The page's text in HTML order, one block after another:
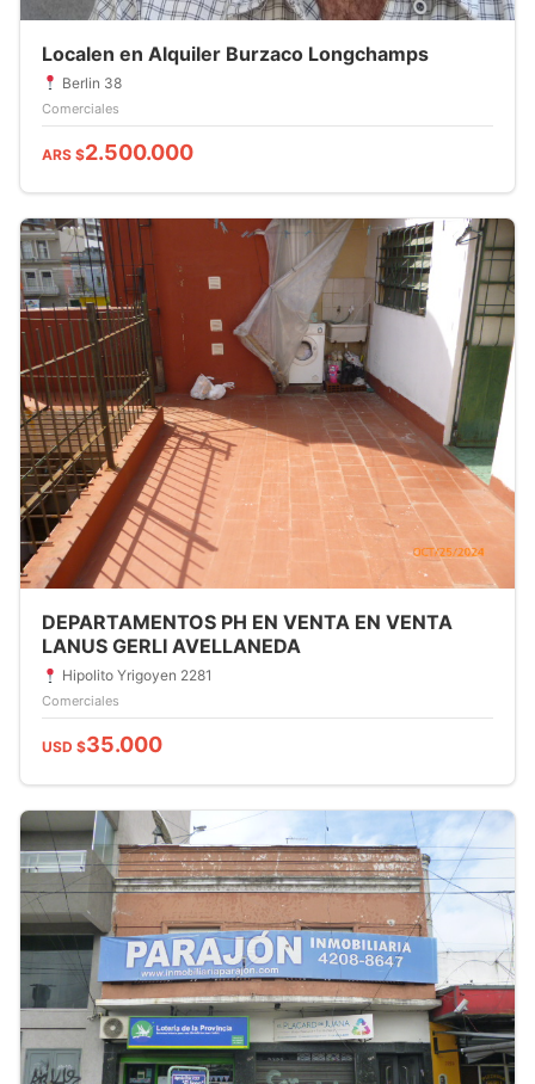
Localen en Alquiler Burzaco Longchamps
Berlin 38
Comerciales
ARS $2.500.000
DEPARTAMENTOS PH EN VENTA EN VENTA
LANUS GERLI AVELLANEDA
Hipolito Yrigoyen 2281
Comerciales
USD $35.000